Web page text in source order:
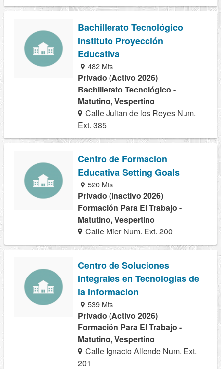
Bachillerato Tecnológico
Instituto Proyección
Educativa
482 Mts
Privado (Activo 2026)
Bachillerato Tecnológico -
Matutino, Vespertino
Calle Julian de los Reyes Num.
Ext. 385
Centro de Formacion
Educativa Setting Goals
520 Mts
Privado (Inactivo 2026)
Formación Para El Trabajo -
Matutino, Vespertino
Calle Mier Num. Ext. 200
Centro de Soluciones
Integrales en Tecnologias de
la Informacion
539 Mts
Privado (Activo 2026)
Formación Para El Trabajo -
Matutino, Vespertino
Calle Ignacio Allende Num. Ext.
201